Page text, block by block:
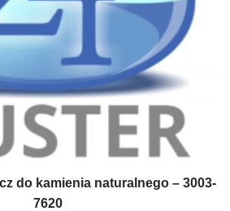
do kamienia naturalnego – 3003-
7620